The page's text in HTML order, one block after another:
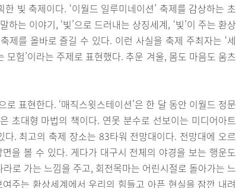
빛 축제이다. ‘이월드 일루미네이션’ 축제를 감상하는 초
하는 이야기, ‘빛’으로 드러내는 상징세계, ‘빛’이 주는 환상
제를 올바로 즐길 수 있다. 이런 사실을 축제 주최자는 ‘세
험’이라는 주제로 표현했다. 추운 겨울, 몸도 마음도 움츠
로 표현한다. ‘매직스윗스테이션’은 한 달 동안 이월드 정문
초대형 마법의 책이다. 연못 분수로 선보이는 미디어아트
. 최고의 축제 장소는 83타워 전망대이다. 전망대에 오르
을 볼 수 있다. 게다가 대구시 전체의 야경을 보는 행운도
로 가는 느낌을 주고, 회전목마는 어린시절로 돌아가는 느
주는 환상세계에서 우리의 힘들고 아픈 현실을 잠깐 내려